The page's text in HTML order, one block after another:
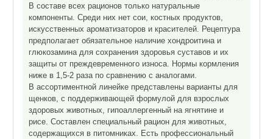
В составе всех рационов только натуральные
компоненты. Среди них нет сои, костных продуктов,
искусственных ароматизаторов и красителей. Рецептура
предполагает обязательное наличие хондроитина и
глюкозамина для сохранения здоровья суставов и их
защиты от преждевременного износа. Нормы кормления
ниже в 1,5-2 раза по сравнению с аналогами.
В ассортиментной линейке представлены варианты для
щенков, с поддерживающей формулой для взрослых
здоровых животных, гипоаллергенный на ягнятине и
рисе. Составлен специальный рацион для животных,
содержащихся в питомниках. Есть профессиональный